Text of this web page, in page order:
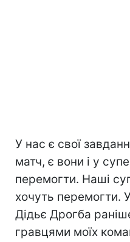
У нас є свої
матч, є вони і у
перемогти. Наші
хочуть перемогти.
Дідьє Дрогба
гравцями моїх